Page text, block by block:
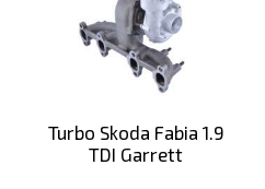
Turbo Skoda Fabia 1.9
TDI Garrett